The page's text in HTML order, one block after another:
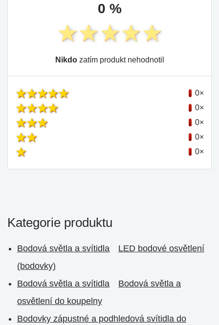
0 %
Nikdozatím produkt nehodnotil
0×
0×
0×
0×
0×
Kategorie produktu
Bodová světla a svítidla
LED bodové osvětlení
(bodovky)
Bodová světla a svítidla
Bodová světla a
osvětlení do koupelny
Bodovky zápustné a podhledová svítidla do